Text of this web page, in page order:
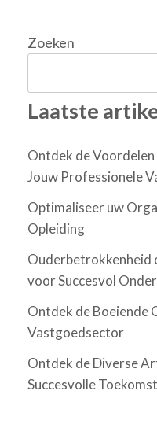
Zoeken
Laatste
Ontdek de
Jouw Professionele
Optimaliseer uw
Opleiding
Ouderbetrokkenheid
voor Succesvol
Ontdek de Boeiende
Vastgoedsector
Ontdek de Diverse
Succesvolle Toekomst